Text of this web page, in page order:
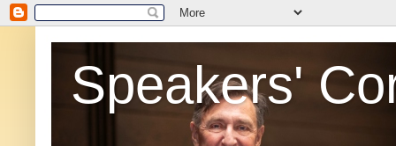
Speakers'